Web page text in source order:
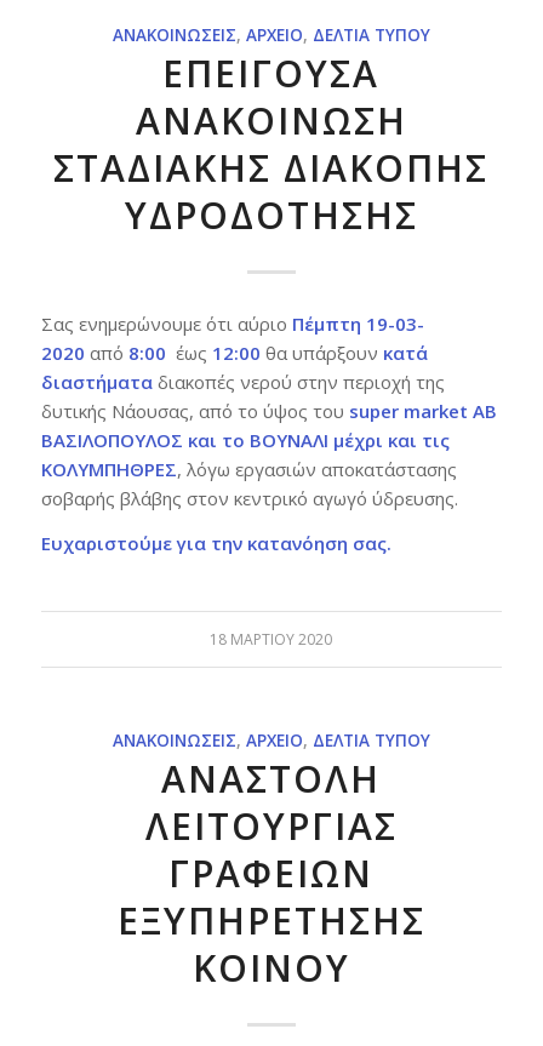
ΑΝΑΚΟΙΝΏΣΕΙΣ, ΑΡΧΕΊΟ, ΔΕΛΤΊΑ ΤΎΠΟΥ
ΕΠΕΙΓΟΥΣΑ
ΑΝΑΚΟΙΝΩΣΗ
ΣΤΑΔΙΑΚΗΣ ΔΙΑΚΟΠΗΣ
ΥΔΡΟΔΟΤΗΣΗΣ
Σας ενημερώνουμε ότι αύριο Πέμπτη 19-03-
2020 από 8:00 έως 12:00 θα υπάρξουν κατά
διαστήματαδιακοπές νερού στην περιοχή της
δυτικής Νάουσας, από το ύψος του super market AB
ΒΑΣΙΛΟΠΟΥΛΟΣ και το ΒΟΥΝΑΛΙ μέχρι και τις
ΚΟΛΥΜΠΗΘΡΕΣ, λόγω εργασιών αποκατάστασης
σοβαρής βλάβης στον κεντρικό αγωγό ύδρευσης.
Ευχαριστούμε για την κατανόηση σας.
18 ΜΑΡΤΊΟΥ 2020
ΑΝΑΚΟΙΝΏΣΕΙΣ, ΑΡΧΕΊΟ, ΔΕΛΤΊΑ ΤΎΠΟΥ
ΑΝΑΣΤΟΛΗ
ΛΕΙΤΟΥΡΓΙΑΣ
ΓΡΑΦΕΙΩΝ
ΕΞΥΠΗΡΕΤΗΣΗΣ
ΚΟΙΝΟΥ